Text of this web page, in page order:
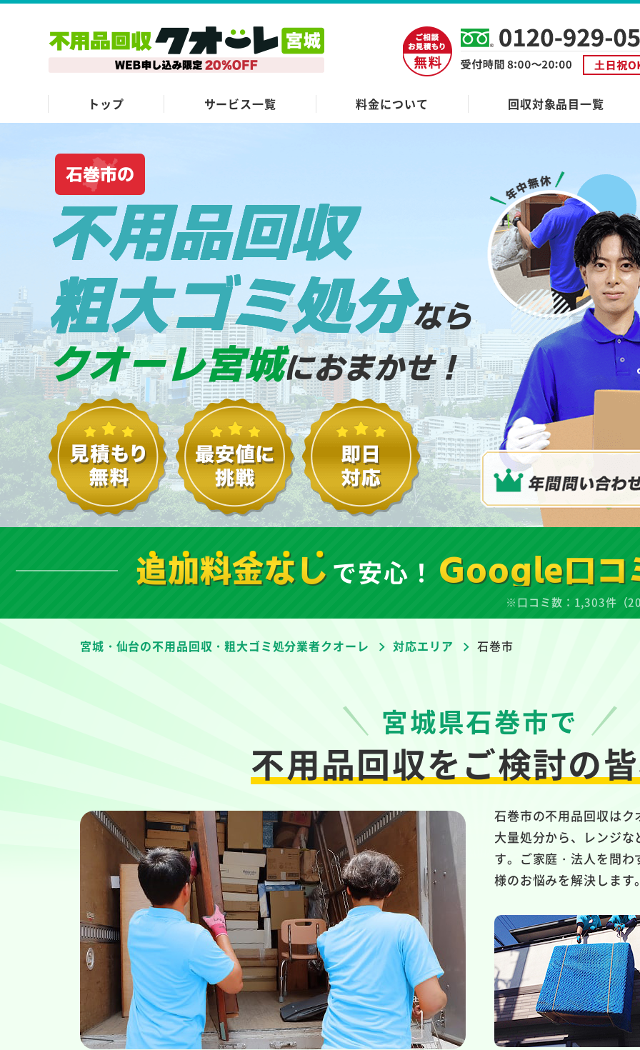
トップ サービス一覧 料金について 回収対象品目一覧
石巻市の
不用品回収
粗大ゴミ処分なら
クオーレ宮城におまかせ！
追加料金なし で安心！ Google口
※口コミ数：1,303件（
宮城・仙台の不用品回収・粗大ゴミ処分業者クオーレ 対応エリア 石巻市
宮城県石巻市で
不用品回収をご検討の
石巻市の不用品回収は
大量処分から、レンジ
す。ご家庭・法人を問
様のお悩みを解決します